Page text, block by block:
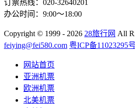
订票热线：020-32640201
办公时间：9:00～18:00
Copyright © 1999 - 2026 28旅行网 All
feiying@fei580.com 粤ICP备11023295号
网站首页
亚洲机票
欧洲机票
北美机票